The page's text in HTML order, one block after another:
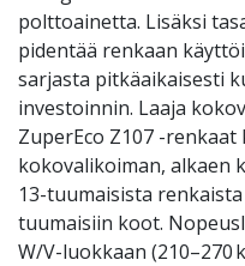
polttoainetta. Lisäksi
pidentää renkaan
sarjasta pitkäaikaisesti
investoinnin. Laaja
ZuperEco Z107 -
kokovalikoiman, alkaen
13-tuumaisista
tuumaisiin koot.
W/V-luokkaan (210–270